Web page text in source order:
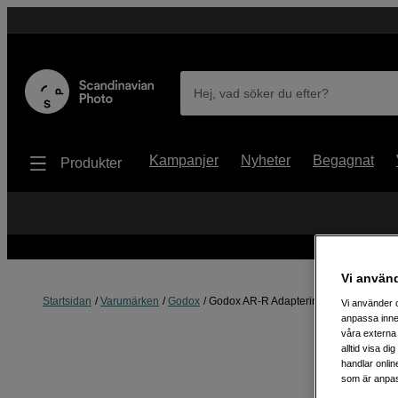
Hej, vad söker du efter?
Produkter Kampanjer Nyheter Begagnat
Startsidan Varumärken Godox Godox AR-R Adaptering Kit MF12
Vi
Vi använder
anpassa
våra externa
alltid visa
handlar
som är